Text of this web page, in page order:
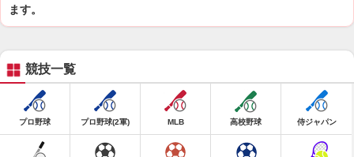
ます。
競技一覧
プロ野球 プロ野球(2軍) MLB 高校野球 侍ジャパン